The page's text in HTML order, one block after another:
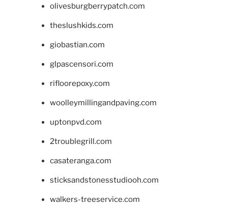
olivesburgberrypatch.com
theslushkids.com
giobastian.com
glpascensori.com
rifloorepoxy.com
woolleymillingandpaving.com
uptonpvd.com
2troublegrill.com
casateranga.com
sticksandstonesstudiooh.com
walkers-treeservice.com